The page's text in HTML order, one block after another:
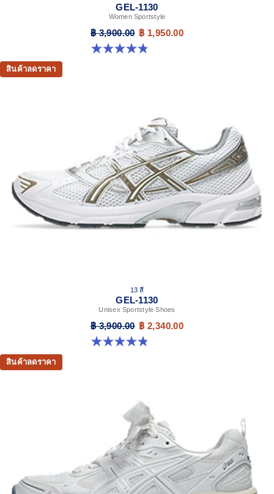
GEL-1130
Women Sportstyle
฿ 3,900.00 ฿ 1,950.00
4.8 จาก 5 ดาว 894 รีวิว
สินค้าลดราคา
13 สี
GEL-1130
Unisex Sportstyle Shoes
฿ 3,900.00 ฿ 2,340.00
4.8 จาก 5 ดาว 398 รีวิว
สินค้าลดราคา